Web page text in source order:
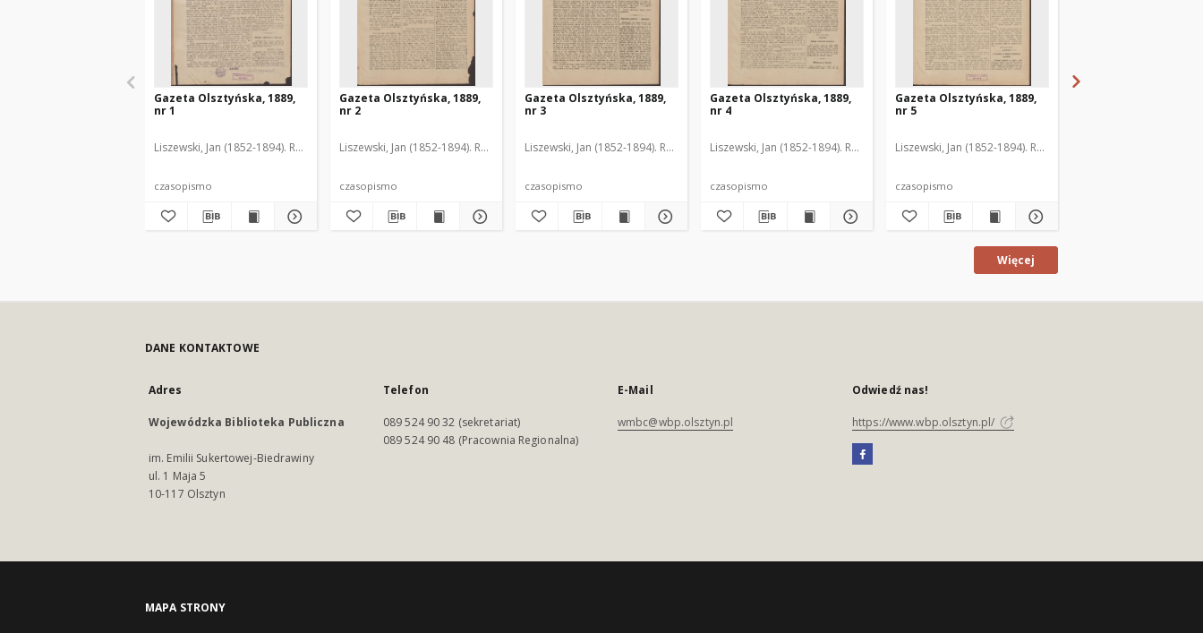
Gazeta Olsztyńska, 1889,
nr 1
Liszewski, Jan (1852-1894). Red.
czasopismo
Gazeta Olsztyńska, 1889,
nr 2
Liszewski, Jan (1852-1894). Red.
czasopismo
Gazeta Olsztyńska, 1889,
nr 3
Liszewski, Jan (1852-1894). Red.
czasopismo
Gazeta Olsztyńska, 1889,
nr 4
Liszewski, Jan (1852-1894). Red.
czasopismo
Gazeta Olsztyńska, 1889,
nr 5
Liszewski, Jan (1852-1894). Red.
czasopismo
Więcej
DANE KONTAKTOWE
Adres
Wojewódzka Biblioteka Publiczna
im. Emilii Sukertowej-Biedrawiny
ul. 1 Maja 5
10-117 Olsztyn
Telefon
089 524 90 32 (sekretariat)
089 524 90 48 (Pracownia Regionalna)
E-Mail
wmbc@wbp.olsztyn.pl
Odwiedź nas!
https://www.wbp.olsztyn.pl/
MAPA STRONY